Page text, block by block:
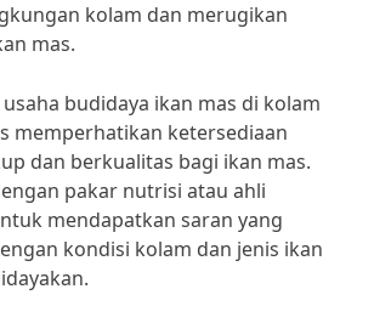
kolam dan merugikan
mas.
budidaya ikan mas di kolam
memperhatikan ketersediaan
dan berkualitas bagi ikan mas.
pakar nutrisi atau ahli
mendapatkan saran yang
kondisi kolam dan jenis ikan